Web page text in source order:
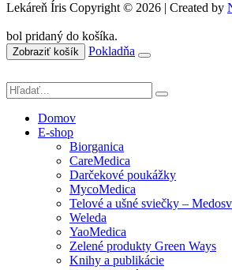
Lekáreň Íris Copyright © 2026 | Created by
bol pridaný do košíka.
Zobraziť košík Pokladňa
Domov
E-shop
Biorganica
CareMedica
Darčekové poukážky
MycoMedica
Telové a ušné sviečky –
Weleda
YaoMedica
Zelené produkty Green Ways
Knihy a publikácie